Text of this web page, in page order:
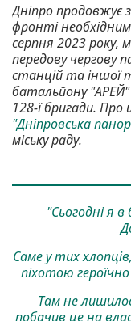
Дніпро продовжує
фронті
серпня 2023 року,
передову чергову
станцій та іншої
батальйону "АРЕЙ"
128-ї бригади. Про
"Дніпровська
міську раду.
"Сьогодні я в
Саме у тих
піхотою
Там не
побачив це на